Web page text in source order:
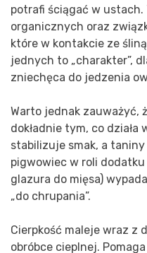
potrafi ściągać w ustach.
organicznych oraz
które w kontakcie ze
jednych to „charakter”,
zniechęca do jedzenia
Warto jednak zauważyć,
dokładnie tym, co
stabilizuje smak, a
pigwowiec w roli
glazura do mięsa)
„do chrupania”.
Cierpkość maleje wraz z
obróbce cieplnej.